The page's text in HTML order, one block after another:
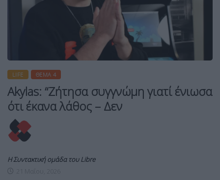
LIFE ΘΈΜΑ 4
Akylas: “Ζήτησα συγγνώμη γιατί ένιωσα
ότι έκανα λάθος – Δεν
Η Συντακτική ομάδα του Libre